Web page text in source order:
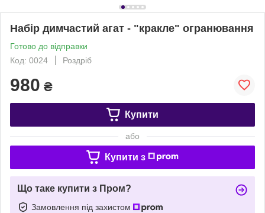
Набір димчастий агат - "кракле" огранювання
Готово до відправки
Код: 0024
Роздріб
980 ₴
Купити
або
Купити з
Що таке купити з Пром?
Замовлення під захистом